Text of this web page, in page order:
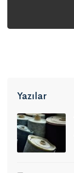
Yazılar